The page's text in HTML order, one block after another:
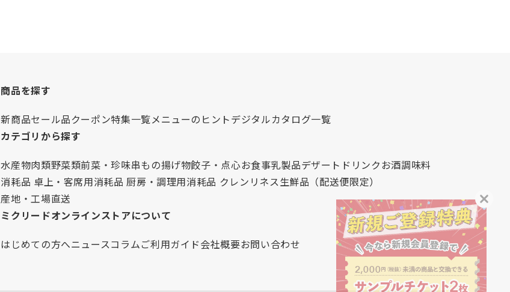
商品を探す
新商品セール品クーポン特集一覧メニューのヒントデジタルカタログ一覧
カテゴリから探す
水産物肉類野菜類前菜・珍味串もの揚げ物餃子・点心お食事乳製品デザート ドリンクお酒調味料
消耗品 卓上・客席用消耗品 厨房・調理用消耗品 クレンリネス生鮮品（配送便限定）
産地・工場直送
ミクリードオンラインストアについて
はじめての方へニュースコラムご利用ガイド会社概要お問い合わせ